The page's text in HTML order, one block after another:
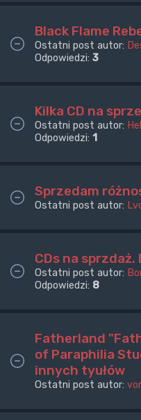
Black Flame
Ostatni post autor:
Odpowiedzi: 3
Kilka CD na
Ostatni post autor:
Odpowiedzi: 1
Sprzedam
Ostatni post autor:
CDs na
Ostatni post autor:
Odpowiedzi: 8
Fatherland
of Paraphilia
innych tyułów
Ostatni post autor: